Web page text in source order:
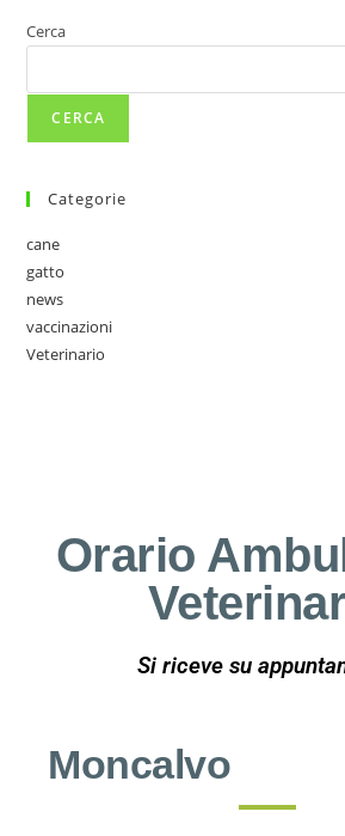
Cerca
CERCA
Categorie
cane
gatto
news
vaccinazioni
Veterinario
Orario
Si riceve su
Moncalvo